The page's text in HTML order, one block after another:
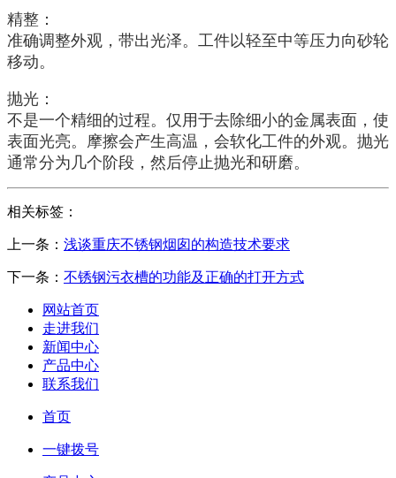
精整：
准确调整外观，带出光泽。工件以轻至中等压力向砂轮
移动。
抛光：
不是一个精细的过程。仅用于去除细小的金属表面，使
表面光亮。摩擦会产生高温，会软化工件的外观。抛光
通常分为几个阶段，然后停止抛光和研磨。
相关标签：
上一条： 浅谈重庆不锈钢烟囱的构造技术要求
下一条： 不锈钢污衣槽的功能及正确的打开方式
网站首页
走进我们
新闻中心
产品中心
联系我们
首页
一键拨号